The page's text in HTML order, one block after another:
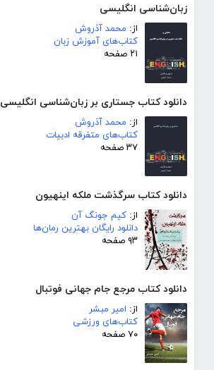
زبان‌شناسی انگلیسی
از: محمد آذروش
کتاب‌های آموزش زبان
۲۱ صفحه
دانلود کتاب جستاری بر زبان‌شناسی انگلیسی
از: محمد آذروش
کتاب‌های متفرقه ادبیات
۳۷ صفحه
دانلود کتاب سرگذشت ملکه اینهیون
از: کیم جونگ آن
دانلود رایگان بهترین رمان‌ها
۹۳ صفحه
دانلود کتاب مرجع جام جهانی فوتبال
از: امیر مبشر
کتاب‌های ورزشی
۷۰ صفحه